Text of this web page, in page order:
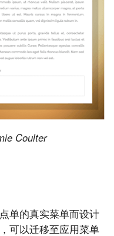
Coulter
单的真实菜单而设计
可以迁移至应用菜单